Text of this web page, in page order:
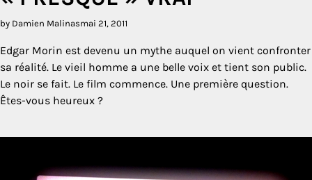
by Damien Malinasmai 21, 2011
Edgar Morin est devenu un mythe auquel on vient confronter
sa réalité. Le vieil homme a une belle voix et tient son public.
Le noir se fait. Le film commence. Une première question.
Êtes-vous heureux ?